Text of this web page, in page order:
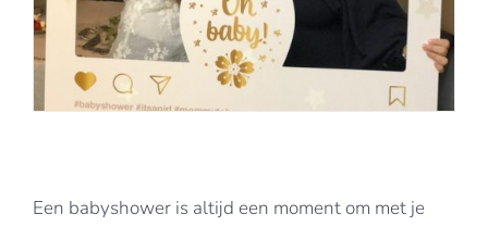
Een babyshower is altijd een moment om met je